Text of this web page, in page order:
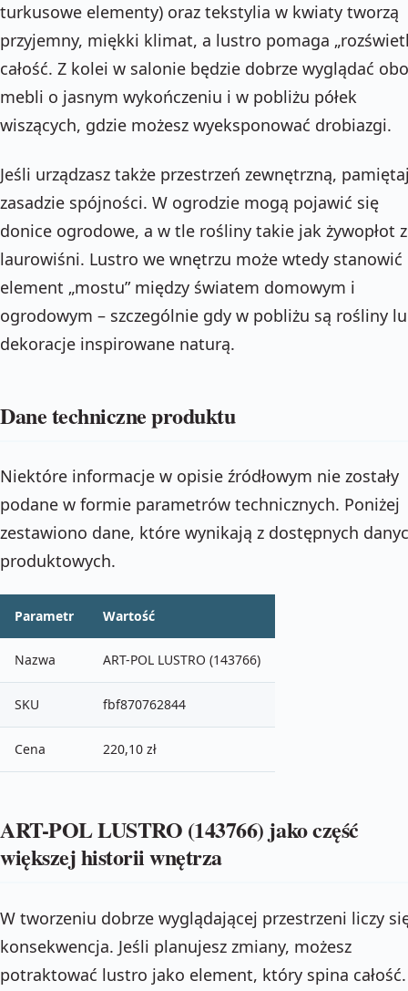
turkusowe elementy) oraz tekstylia w kwiaty tworzą
przyjemny, miękki klimat, a lustro pomaga
całość. Z kolei w salonie będzie dobrze wyglądać
mebli o jasnym wykończeniu i w pobliżu półek
wiszących, gdzie możesz wyeksponować drobiazgi.
Jeśli urządzasz także przestrzeń zewnętrzną,
zasadzie spójności. W ogrodzie mogą pojawić się
donice ogrodowe, a w tle rośliny takie jak żywopłot z
laurowiśni. Lustro we wnętrzu może wtedy stanowić
element „mostu” między światem domowym i
ogrodowym – szczególnie gdy w pobliżu są rośliny
dekoracje inspirowane naturą.
Dane techniczne produktu
Niektóre informacje w opisie źródłowym nie zostały
podane w formie parametrów technicznych. Poniżej
zestawiono dane, które wynikają z dostępnych
produktowych.
Parametr Wartość
Nazwa ART-POL LUSTRO (143766)
SKU fbf870762844
Cena 220,10 zł
ART-POL LUSTRO (143766) jako część
większej historii wnętrza
W tworzeniu dobrze wyglądającej przestrzeni liczy
konsekwencja. Jeśli planujesz zmiany, możesz
potraktować lustro jako element, który spina całość.